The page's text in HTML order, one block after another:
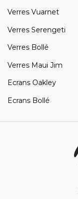
Verres Vuarnet
Verres Serengeti
Verres Bollé
Verres Maui Jim
Ecrans Oakley
Ecrans Bollé